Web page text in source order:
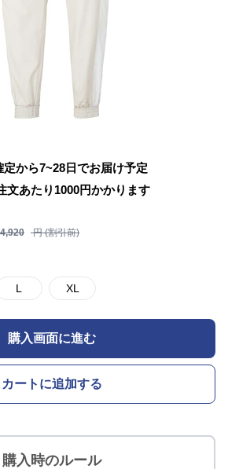
定から7~28日でお届け予定
文あたり 1000円かかります
円 (割引前)
L XL
購入画面に進む
カートに追加する
購入時のルール